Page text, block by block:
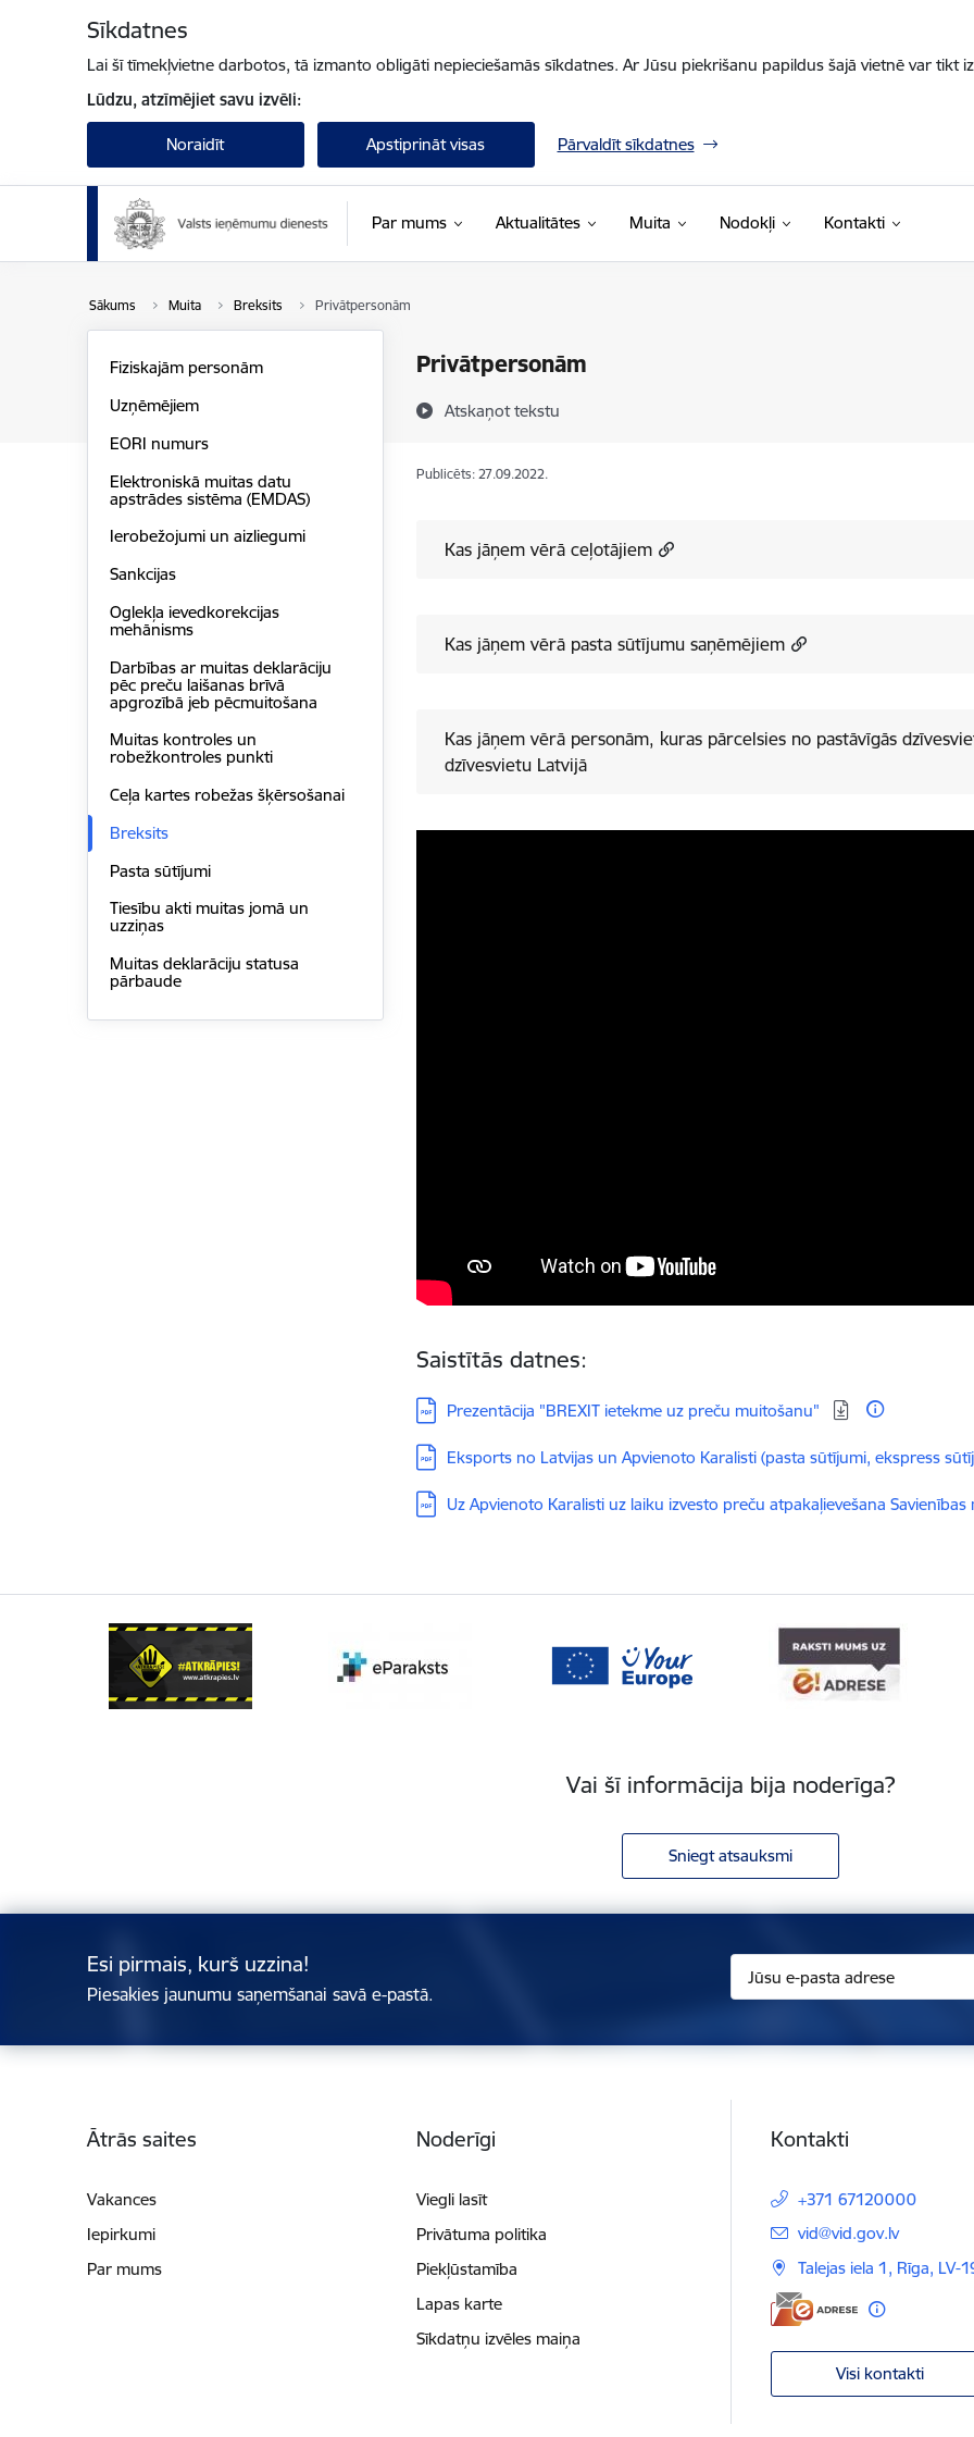
Sīkdatnes
Lai šī tīmekļvietne darbotos, tā izmanto obligāti nepieciešamās sīkdatnes. Ar Jūsu piekrišanu papildus šajā vietnē var tikt
Lūdzu, atzīmējiet savu izvēli:
Noraidīt Apstiprināt visas Pārvaldīt sīkdatnes
Par mums Aktualitātes Muita Nodokļi Kontakti
Sākums Muita Breksits Privātpersonām
Privātpersonām
Atskaņot tekstu
Fiziskajām personām
Uzņēmējiem
EORI numurs
Elektroniskā muitas datu
apstrādes sistēma (EMDAS)
Ierobežojumi un aizliegumi
Sankcijas
Oglekļa ievedkorekcijas
mehānisms
Darbības ar muitas deklarāciju
pēc preču laišanas brīvā
apgrozībā jeb pēcmuitošana
Muitas kontroles un
robežkontroles punkti
Ceļa kartes robežas šķērsošanai
Breksits
Pasta sūtījumi
Tiesību akti muitas jomā un
uzziņas
Muitas deklarāciju statusa
pārbaude
Publicēts: 27.09.2022.
Kas jāņem vērā ceļotājiem
Kas jāņem vērā pasta sūtījumu saņēmējiem
Kas jāņem vērā personām, kuras pārcelsies no pastāvīgās
dzīvesvietu Latvijā
Saistītās datnes:
Lejupielādēt:
Prezentācija "BREXIT ietekme uz preču muitošanu"
Lejupielādēt:
Eksports no Latvijas un Apvienoto Karalisti (pasta sūtījumi, ekspress
Lejupielādēt:
Uz Apvienoto Karalisti uz laiku izvesto preču atpakaļievešana
Vai šī informācija bija noderīga?
Sniegt atsauksmi
Esi pirmais, kurš uzzina!
Piesakies jaunumu saņemšanai savā e-pastā.
Ātrās saites
Vakances
Iepirkumi
Par mums
Noderīgi
Viegli lasīt
Privātuma politika
Piekļūstamība
Lapas karte
Sīkdatņu izvēles maiņa
Kontakti
+371 67120000
E-pasts:
vid@vid.gov.lv
Talejas iela 1, Rīga, LV-
Visi kontakti